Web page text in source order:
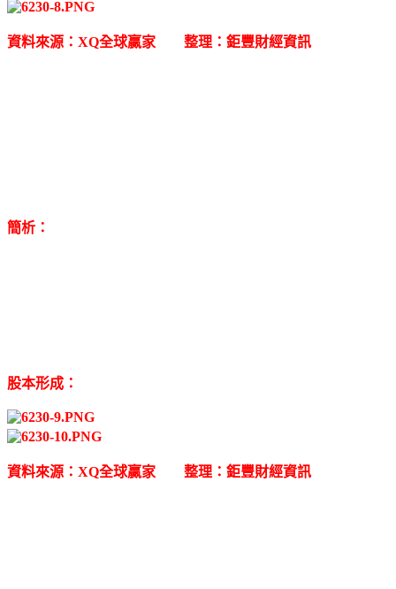
資料來源：XQ全球贏家 整理：鉅豐財經資訊
簡析：
股本形成：
資料來源：XQ全球贏家 整理：鉅豐財經資訊